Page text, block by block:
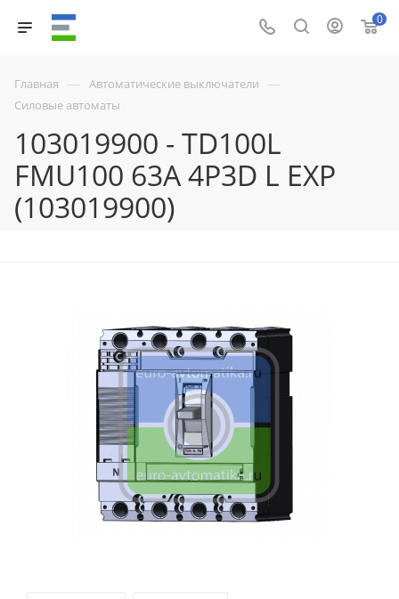
0
Главная — Автоматические выключатели —
Силовые автоматы
103019900 - TD100L
FMU100 63A 4P3D L EXP
(103019900)